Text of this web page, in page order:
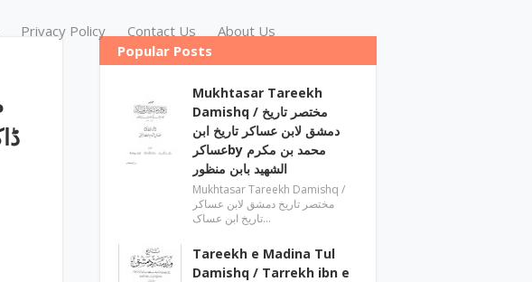
Privacy Policy Contact Us About Us
Popular Posts
Mukhtasar Tareekh
Damishq ‎/ مختصر تاریخ
دمشق لابن عساکر تاریخ ابن
عساکرby ‎محمد بن مکرم
الشھید بابن منظور
Mukhtasar Tareekh Damishq ‎/
مختصر تاریخ دمشق لابن عساکر
تاریخ ابن عساک…
Tareekh e Madina Tul
Damishq / Tarrekh ibn e